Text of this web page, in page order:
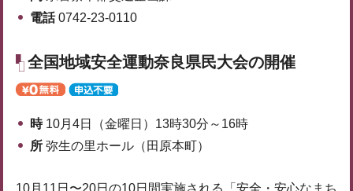
電話0742-23-0110
全国地域安全運動奈良県民大会の開催
時10月4日（金曜日）13時30分～16時
所 弥生の里ホール（田原本町）
10月11日〜20日の10日間実施される「安全・安心なまち